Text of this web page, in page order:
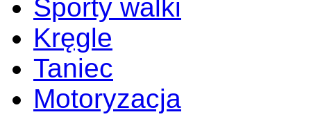
Sporty walki
Kręgle
Taniec
Motoryzacja